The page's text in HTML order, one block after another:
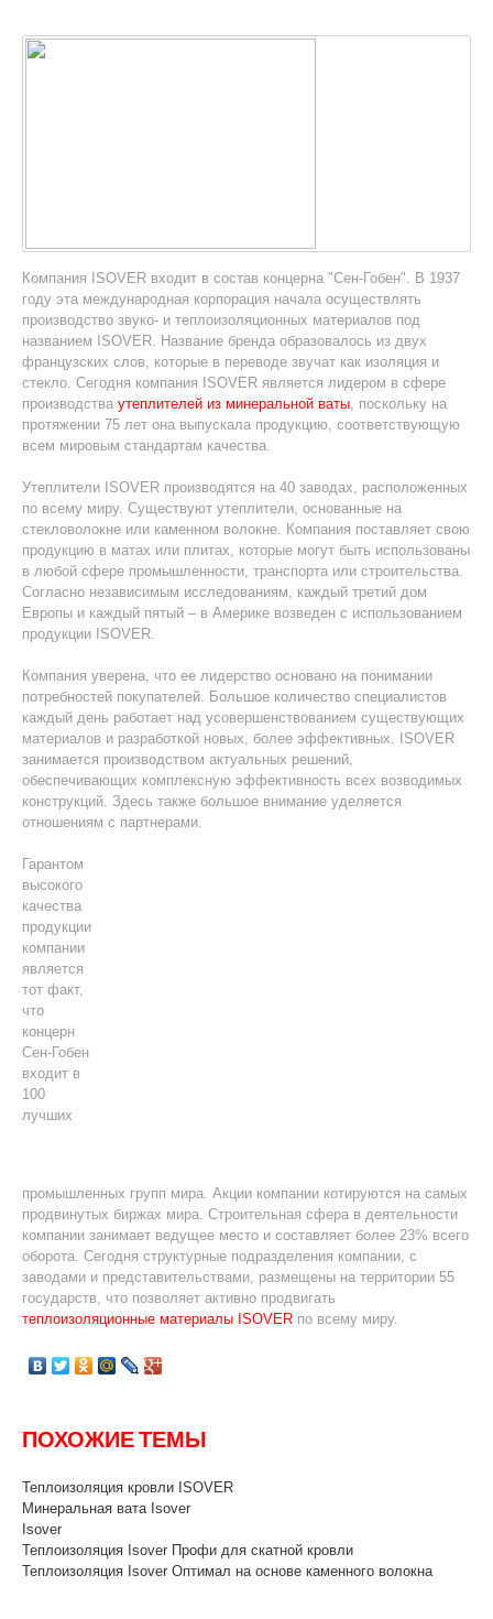
Компания ISOVER входит в состав концерна "Сен-Гобен". В 1937
году эта международная корпорация начала осуществлять
производство звуко- и теплоизоляционных материалов под
названием ISOVER. Название бренда образовалось из двух
французских слов, которые в переводе звучат как изоляция и
стекло. Сегодня компания ISOVER является лидером в сфере
производства утеплителей из минеральной ваты, поскольку на
протяжении 75 лет она выпускала продукцию, соответствующую
всем мировым стандартам качества.
Утеплители ISOVER производятся на 40 заводах, расположенных
по всему миру. Существуют утеплители, основанные на
стекловолокне или каменном волокне. Компания поставляет свою
продукцию в матах или плитах, которые могут быть использованы
в любой сфере промышленности, транспорта или строительства.
Согласно независимым исследованиям, каждый третий дом
Европы и каждый пятый – в Америке возведен с использованием
продукции ISOVER.
Компания уверена, что ее лидерство основано на понимании
потребностей покупателей. Большое количество специалистов
каждый день работает над усовершенствованием существующих
материалов и разработкой новых, более эффективных. ISOVER
занимается производством актуальных решений,
обеспечивающих комплексную эффективность всех возводимых
конструкций. Здесь также большое внимание уделяется
отношениям с партнерами.
Гарантом
высокого
качества
продукции
компании
является
тот факт,
что
концерн
Сен-Гобен
входит в
100
лучших
промышленных групп мира. Акции компании котируются на самых
продвинутых биржах мира. Строительная сфера в деятельности
компании занимает ведущее место и составляет более 23% всего
оборота. Сегодня структурные подразделения компании, с
заводами и представительствами, размещены на территории 55
государств, что позволяет активно продвигать
теплоизоляционные материалы ISOVER по всему миру.
ПОХОЖИЕ ТЕМЫ
Теплоизоляция кровли ISOVER
Минеральная вата Isover
Isover
Теплоизоляция Isover Профи для скатной кровли
Теплоизоляция Isover Оптимал на основе каменного волокна